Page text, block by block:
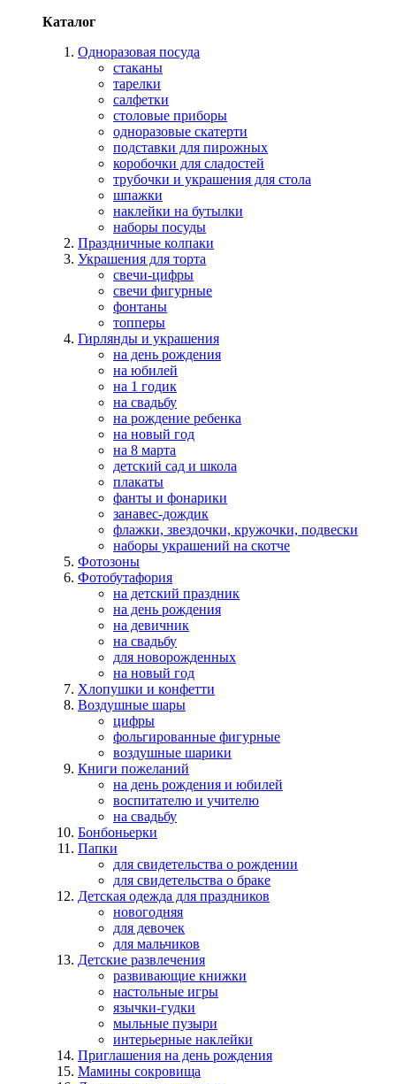
Каталог
Одноразовая посуда
стаканы
тарелки
салфетки
столовые приборы
одноразовые скатерти
подставки для пирожных
коробочки для сладостей
трубочки и украшения для стола
шпажки
наклейки на бутылки
наборы посуды
Праздничные колпаки
Украшения для торта
свечи-цифры
свечи фигурные
фонтаны
топперы
Гирлянды и украшения
на день рождения
на юбилей
на 1 годик
на свадьбу
на рождение ребенка
на новый год
на 8 марта
детский сад и школа
плакаты
фанты и фонарики
занавес-дождик
флажки, звездочки, кружочки, подвески
наборы украшений на скотче
Фотозоны
Фотобутафория
на детский праздник
на день рождения
на девичник
на свадьбу
для новорожденных
на новый год
Хлопушки и конфетти
Воздушные шары
цифры
фольгированные фигурные
воздушные шарики
Книги пожеланий
на день рождения и юбилей
воспитателю и учителю
на свадьбу
Бонбоньерки
Папки
для свидетельства о рождении
для свидетельства о браке
Детская одежда для праздников
новогодняя
для девочек
для мальчиков
Детские развлечения
развивающие книжки
настольные игры
язычки-гудки
мыльные пузыри
интерьерные наклейки
Приглашения на день рождения
Мамины сокровища